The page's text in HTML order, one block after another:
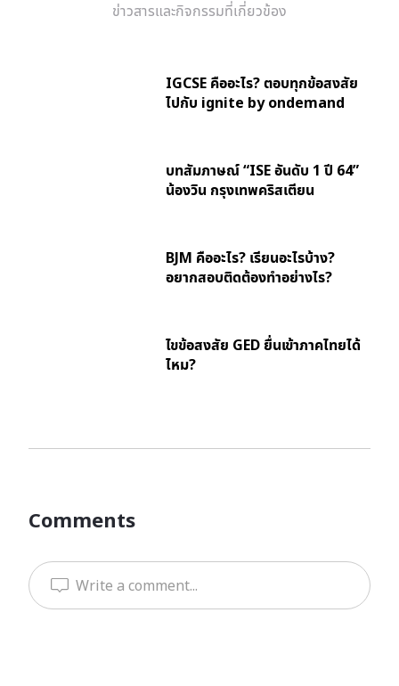
ข่าวสารและกิจกรรมที่เกี่ยวข้อง
IGCSE คืออะไร? ตอบทุกข้อสงสัย
ไปกับ ignite by ondemand
บทสัมภาษณ์ “ISE อันดับ 1 ปี 64”
น้องวิน กรุงเทพคริสเตียน
BJM คืออะไร? เรียนอะไรบ้าง?
อยากสอบติดต้องทำอย่างไร?
ไขข้อสงสัย GED ยื่นเข้าภาคไทยได้
ไหม?
Comments
Write a comment...